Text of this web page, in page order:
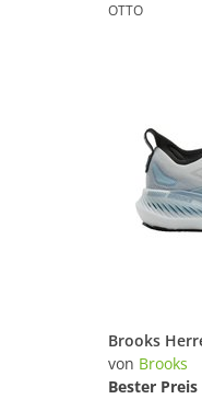
OTTO
von Brooks
Bester Preis